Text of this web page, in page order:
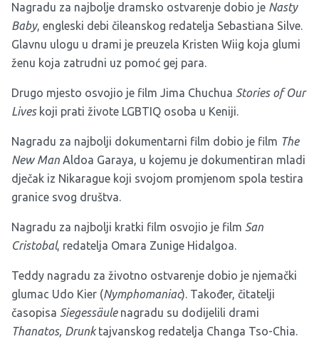
Nagradu za najbolje dramsko ostvarenje dobio je Nasty
Baby, engleski debi čileanskog redatelja Sebastiana Silve.
Glavnu ulogu u drami je preuzela Kristen Wiig koja glumi
ženu koja zatrudni uz pomoć gej para.
Drugo mjesto osvojio je film Jima Chuchua Stories of Our
Liveskoji prati živote LGBTIQ osoba u Keniji.
Nagradu za najbolji dokumentarni film dobio je film The
New Man Aldoa Garaya, u kojemu je dokumentiran mladi
dječak iz Nikarague koji svojom promjenom spola testira
granice svog društva.
Nagradu za najbolji kratki film osvojio je film San
Cristobal, redatelja Omara Zunige Hidalgoa.
Teddy nagradu za životno ostvarenje dobio je njemački
glumac Udo Kier (Nymphomaniac). Također, čitatelji
časopisa Siegessäulenagradu su dodijelili drami
Thanatos, Drunktajvanskog redatelja Changa Tso-Chia.